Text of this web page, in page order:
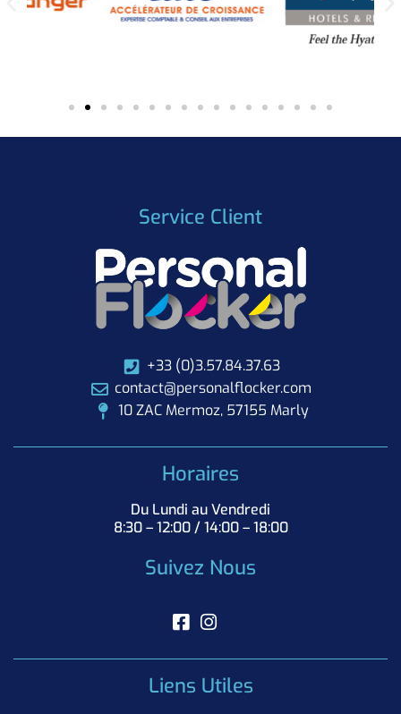
Service Client
+33 (0)3.57.84.37.63
contact@personalflocker.com
10 ZAC Mermoz, 57155 Marly
Horaires
Du Lundi au Vendredi
8:30 – 12:00 / 14:00 – 18:00
Suivez Nous
Liens Utiles